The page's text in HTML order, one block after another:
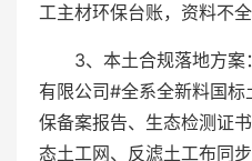
工主材环保台账，资料不全
3、本土合规落地方
有限公司#全系全新料国
保备案报告、生态检测证
态土工网、反滤土工布同